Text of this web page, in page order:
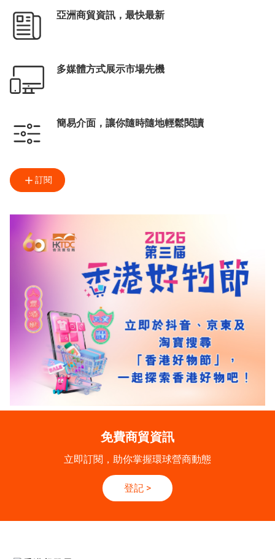
亞洲商貿資訊，最快最新
多媒體方式展示市場先機
簡易介面，讓你隨時隨地輕鬆閱讀
訂閱
免費商貿資訊
立即訂閱，助你掌握環球營商動態
登記 >